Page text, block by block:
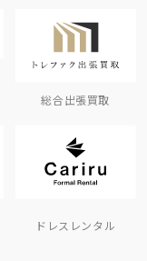
総合出張買取
ドレスレンタル